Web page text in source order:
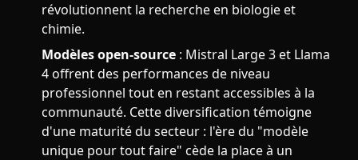
révolutionnent la recherche en biologie et
chimie.
Modèles open-source : Mistral Large 3 et Llama
4 offrent des performances de niveau
professionnel tout en restant accessibles à la
communauté. Cette diversification témoigne
d'une maturité du secteur : l'ère du "modèle
unique pour tout faire" cède la place à un